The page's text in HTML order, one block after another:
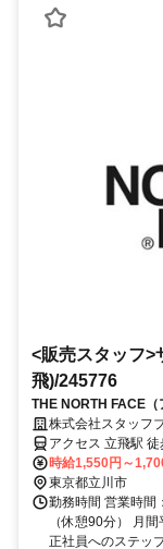
<販売スタッフ>
飛)/245776
THE NORTH FACE
飛 交通費全額支給・
株式会社スタッフ
アクセス 立飛駅
時給1,550円～
東京都立川市
勤務時間 営業時間
（休憩90分） 月
正社員へのステッ